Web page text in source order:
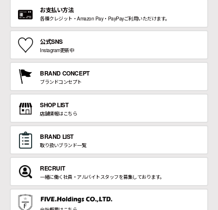
お支払い方法
各種クレジット・Amazon Pay・PayPayご利用いただけます。
公式SNS
Instagram更新中
BRAND CONCEPT
ブランドコンセプト
SHOP LIST
店舗情報はこちら
BRAND LIST
取り扱いブランド一覧
RECRUIT
一緒に働く社員・アルバイトスタッフを募集しております。